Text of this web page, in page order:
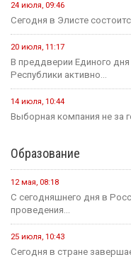
план по борьбе с
24 июля Событие
В Малодербетовском
легкового автомобиля
23 июля Событие
Зрителям Телеканала
Калмыкии увековечили
Новости на